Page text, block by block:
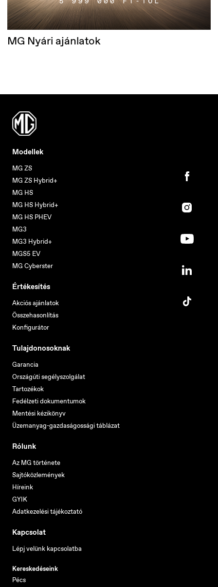
MG Nyári ajánlatok
Modellek
MG ZS
MG ZS Hybrid+
MG HS
MG HS Hybrid+
MG HS PHEV
MG3
MG3 Hybrid+
MGS5 EV
MG Cyberster
Értékesítés
Akciós ajánlatok
Összehasonlítás
Konfigurátor
Tulajdonosoknak
Garancia
Országúti segélyszolgálat
Tartozékok
Fedélzeti dokumentumok
Mentési kézikönyv
Üzemanyag-gazdaságossági táblázat
Rólunk
Az MG története
Sajtóközlemények
Híreink
GYIK
Adatkezelési tájékoztató
Kapcsolat
Lépj velünk kapcsolatba
Kereskedéseink
Pécs